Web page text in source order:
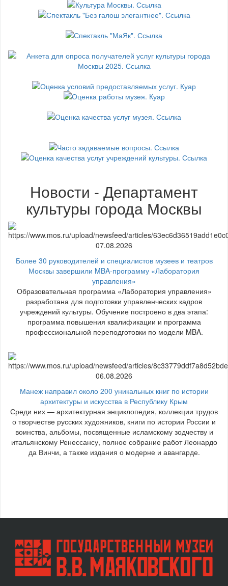
Новости - Департамент
культуры города Москвы
07.08.2026
Более 30 руководителей и специалистов музеев и театров
Москвы завершили MBA-программу «Лаборатория
управления»
Образовательная программа «Лаборатория управления»
разработана для подготовки управленческих кадров
учреждений культуры. Обучение построено в два этапа:
программа повышения квалификации и программа
профессиональной переподготовки по модели MBA.
06.08.2026
Манеж направил около 200 уникальных книг по истории
архитектуры и искусства в Республику Крым
Среди них — архитектурная энциклопедия, коллекции трудов
о творчестве русских художников, книги по истории России и
воинства, альбомы, посвященные исламскому зодчеству и
итальянскому Ренессансу, полное собрание работ Леонардо
да Винчи, а также издания о модерне и авангарде.